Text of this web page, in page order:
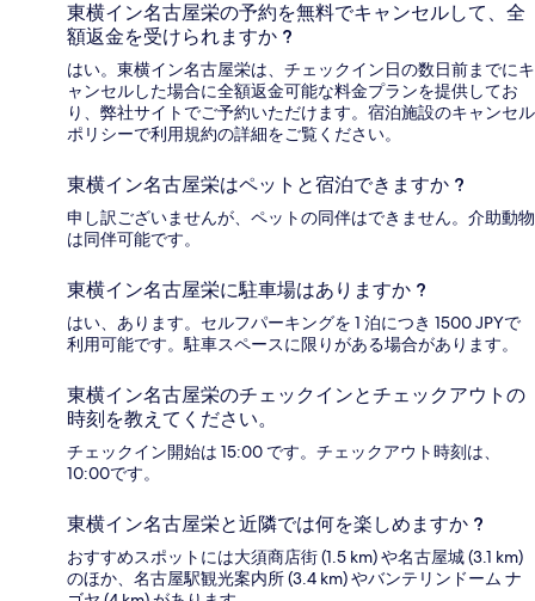
東横イン名古屋栄の予約を無料でキャンセルして、全
額返金を受けられますか ?
はい。東横イン名古屋栄は、チェックイン日の数日前までにキ
ャンセルした場合に全額返金可能な料金プランを提供してお
り、弊社サイトでご予約いただけます。宿泊施設のキャンセル
ポリシーで利用規約の詳細をご覧ください。
東横イン名古屋栄はペットと宿泊できますか ?
申し訳ございませんが、ペットの同伴はできません。介助動物
は同伴可能です。
東横イン名古屋栄に駐車場はありますか ?
はい、あります。セルフパーキングを 1 泊につき 1500 JPYで
利用可能です。駐車スペースに限りがある場合があります。
東横イン名古屋栄のチェックインとチェックアウトの
時刻を教えてください。
チェックイン開始は 15:00 です。チェックアウト時刻は、
10:00です。
東横イン名古屋栄と近隣では何を楽しめますか ?
おすすめスポットには大須商店街 (1.5 km) や名古屋城 (3.1 km)
のほか、名古屋駅観光案内所 (3.4 km) やバンテリンドーム ナ